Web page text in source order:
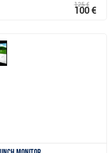
125 €
100 €